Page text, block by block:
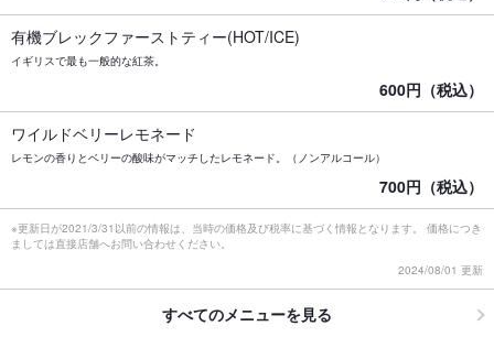
有機ブレックファーストティー(HOT/ICE)
イギリスで最も一般的な紅茶。
600円（税込）
ワイルドベリーレモネード
レモンの香りとベリーの酸味がマッチしたレモネード。（ノンアルコール）
700円（税込）
※更新日が2021/3/31以前の情報は、当時の価格及び税率に基づく情報となります。 価格につき
ましては直接店舗へお問い合わせください。
2024/08/01 更新
すべてのメニューを見る